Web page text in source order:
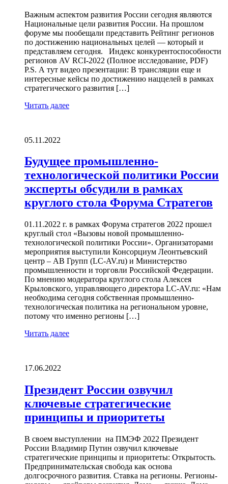
Важным аспектом развития России сегодня являются
Национальные цели развития России. На прошлом
форуме мы пообещали представить Рейтинг регионов
по достижению национальных целей — который и
представляем сегодня. Индекс конкурентоспособности
регионов AV RCI-2022 (Полное исследование, PDF)
P.S. А тут видео презентации: В трансляции еще и
интересные кейсы по достижению наццелей в рамках
стратегического развития […]
Читать далее
05.11.2022
Будущее промышленно-
технологической политики России
эксперты обсудили в рамках
круглого стола Форума Стратегов
01.11.2022 г. в рамках Форума стратегов 2022 прошел
круглый стол «Вызовы новой промышленно-
технологической политики России». Организаторами
мероприятия выступили Консорциум Леонтьевский
центр – АВ Групп (LC-AV.ru) и Министерство
промышленности и торговли Российской Федерации.
По мнению модератора круглого стола Алексея
Крыловского, управляющего директора LC-AV.ru: «Нам
необходима сегодня собственная промышленно-
технологическая политика на региональном уровне,
потому что именно регионы […]
Читать далее
17.06.2022
Президент России озвучил
ключевые стратегические
принципы и приоритеты
В своем выступлении на ПМЭФ 2022 Президент
России Владимир Путин озвучил ключевые
стратегические принципы и приоритеты: Открытость.
Предпринимательская свобода как основа
долгосрочного развития. Ставка на регионы. Регионы-